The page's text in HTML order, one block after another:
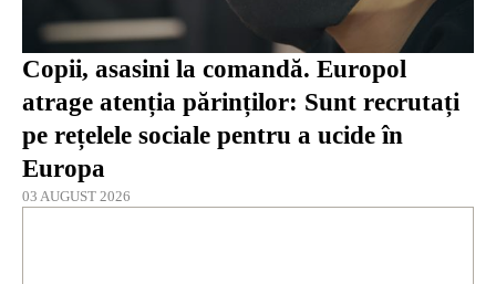
Copii, asasini la comandă. Europol
atrage atenția părinților: Sunt recrutați
pe rețelele sociale pentru a ucide în
Europa
03 AUGUST 2026